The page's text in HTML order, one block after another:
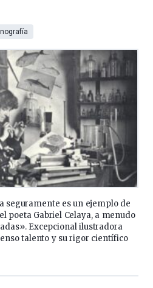
seguramente es un ejemplo de
poeta Gabriel Celaya, a menudo
Excepcional ilustradora
talento y su rigor científico